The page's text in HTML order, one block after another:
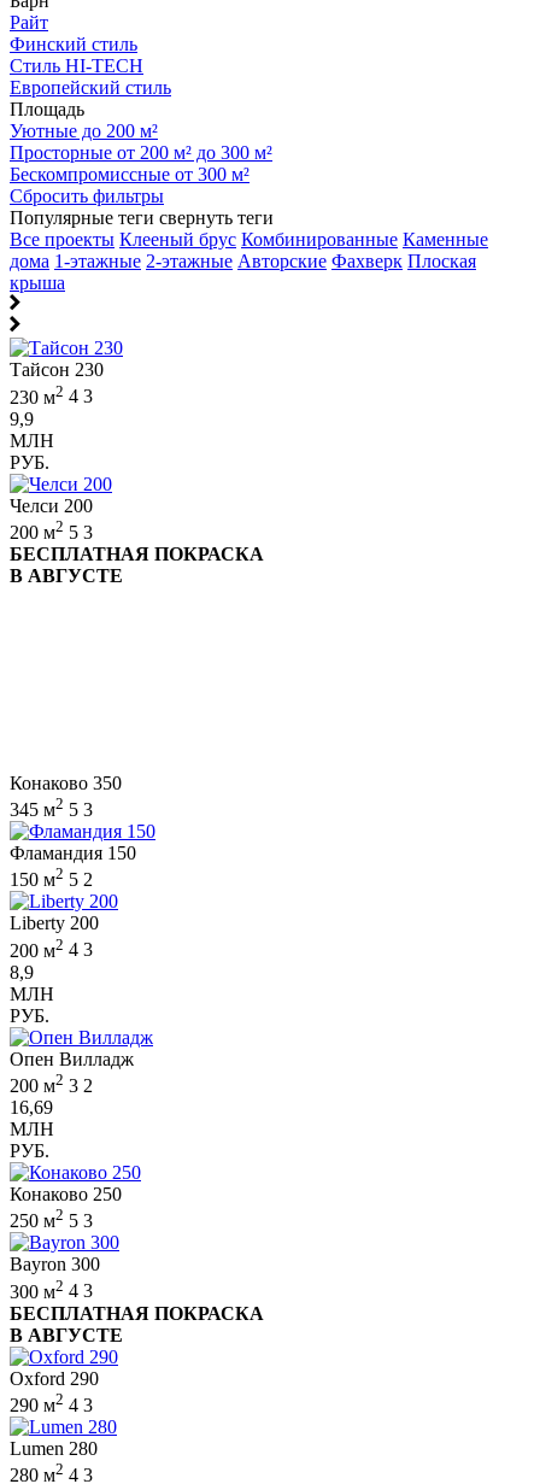
Райт
Финский стиль
Стиль HI-TECH
Европейский стиль
Площадь
Уютные до 200 м²
Просторные от 200 м² до 300 м²
Бескомпромиссные от 300 м²
Сбросить фильтры
Популярные теги свернуть теги
Все проекты Клееный брус Комбинированные Каменные
дома 1-этажные 2-этажные Авторские Фахверк Плоская
крыша
Тайсон 230
230 м2 4 3
9,9
МЛН
РУБ.
Челси 200
200 м2 5 3
БЕСПЛАТНАЯ ПОКРАСКА
В АВГУСТЕ
Конаково 350
345 м2 5 3
Фламандия 150
150 м2 5 2
Liberty 200
200 м2 4 3
8,9
МЛН
РУБ.
Опен Вилладж
200 м2 3 2
16,69
МЛН
РУБ.
Конаково 250
250 м2 5 3
Bayron 300
300 м2 4 3
БЕСПЛАТНАЯ ПОКРАСКА
В АВГУСТЕ
Oxford 290
290 м2 4 3
Lumen 280
280 м2 4 3